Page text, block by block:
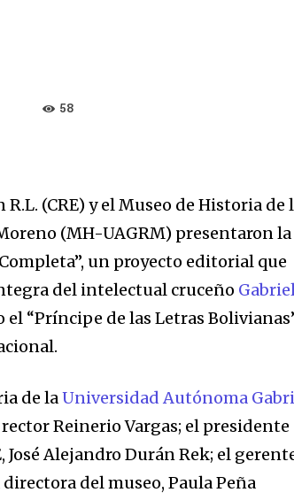
58
(CRE) y el Museo de Historia de
(MH-UAGRM) presentaron la
un proyecto editorial que
del intelectual cruceño
el “Príncipe de las Letras
de laUniversidad Autónoma
Reinerio Vargas; el presidente
Alejandro Durán Rek; el
del museo, Paula Peña